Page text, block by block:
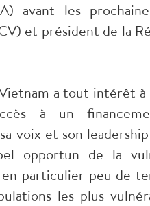
avant les
et président de la
a tout intérêt
à un
voix et son
opportun de la
particulier peu de
les plus